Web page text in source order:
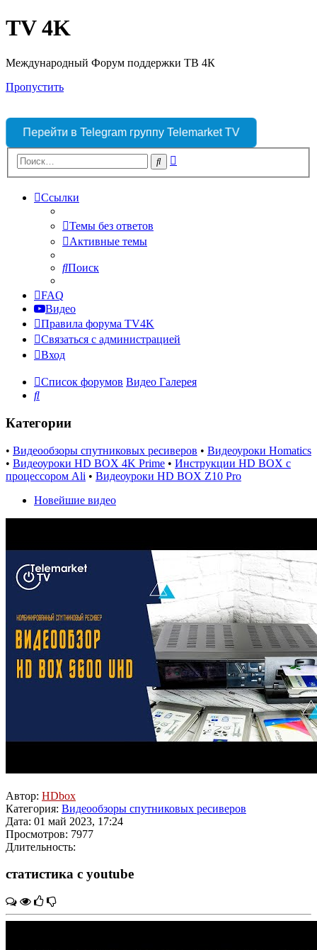
TV 4K
Международный Форум поддержки ТВ 4К
Пропустить
Перейти в Telegram группу Telemarket TV
Поиск
Ссылки
Темы без ответов
Активные темы
Поиск
FAQ
Видео
Правила форума TV4K
Связаться с администрацией
Вход
Список форумов Видео Галерея
Поиск
Категории
• Видеообзоры спутниковых ресиверов • Видеоуроки Homatics
• Видеоуроки HD BOX 4K Prime • Инструкции HD BOX с
процессором Ali • Видеоуроки HD BOX Z10 Pro
Новейшие видео
Автор: HDbox
Категория: Видеообзоры спутниковых ресиверов
Дата: 01 май 2023, 17:24
Просмотров: 7977
Длительность:
статистика с youtube